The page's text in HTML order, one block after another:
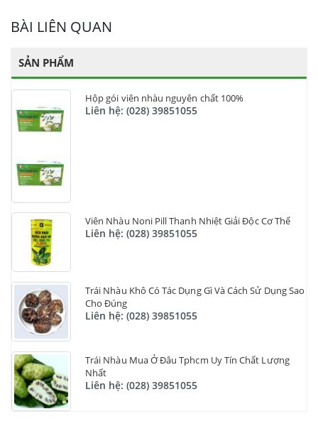
BÀI LIÊN QUAN
SẢN PHẨM
Hộp gói viên nhàu nguyên chất 100%
Liên hệ: (028) 39851055
Viên Nhàu Noni Pill Thanh Nhiệt Giải Độc Cơ Thể
Liên hệ: (028) 39851055
Trái Nhàu Khô Có Tác Dụng Gì Và Cách Sử Dụng Sao
Cho Đúng
Liên hệ: (028) 39851055
Trái Nhàu Mua Ở Đâu Tphcm Uy Tín Chất Lượng
Nhất
Liên hệ: (028) 39851055